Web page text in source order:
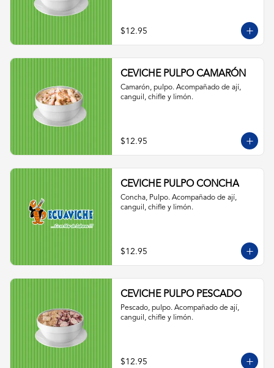
$12.95
CEVICHE PULPO CAMARÓN
Camarón, pulpo. Acompañado de ají,
canguil, chifle y limón.
$12.95
CEVICHE PULPO CONCHA
Concha, Pulpo. Acompañado de ají,
canguil, chifle y limón.
$12.95
CEVICHE PULPO PESCADO
Pescado, pulpo. Acompañado de ají,
canguil, chifle y limón.
$12.95